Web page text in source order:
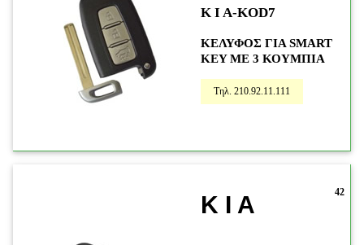
K I A-KOD7
ΚΕΛΥΦΟΣ ΓΙΑ SMART
KEY ME 3 ΚΟΥΜΠΙΑ
Τηλ. 210.92.11.111
K I A 42